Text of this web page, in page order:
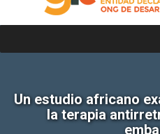
Un estudio africano
la terapia